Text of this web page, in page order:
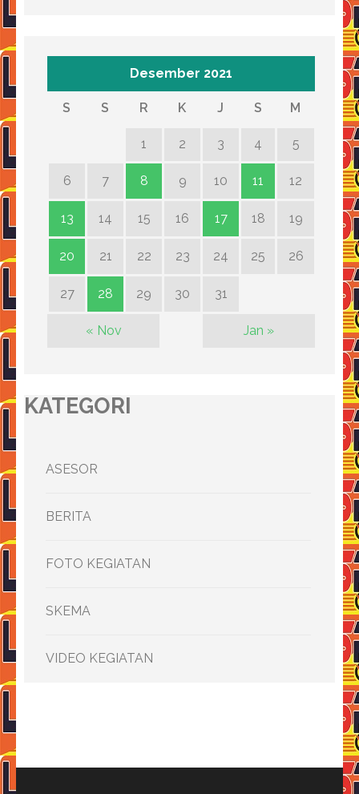
Desember 2021
S S R K J S M
1 2 3 4 5
6 7 8 9 10 11 12
13 14 15 16 17 18 19
20 21 22 23 24 25 26
27 28 29 30 31
« Nov Jan »
KATEGORI
ASESOR
BERITA
FOTO KEGIATAN
SKEMA
VIDEO KEGIATAN